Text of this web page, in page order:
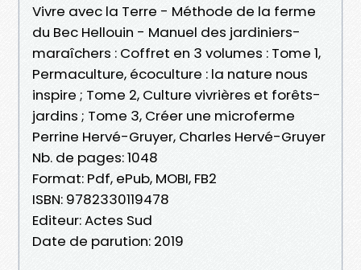
Vivre avec la Terre - Méthode de la ferme
du Bec Hellouin - Manuel des jardiniers-
maraîchers : Coffret en 3 volumes : Tome 1,
Permaculture, écoculture : la nature nous
inspire ; Tome 2, Culture vivrières et forêts-
jardins ; Tome 3, Créer une microferme
Perrine Hervé-Gruyer, Charles Hervé-Gruyer
Nb. de pages: 1048
Format: Pdf, ePub, MOBI, FB2
ISBN: 9782330119478
Editeur: Actes Sud
Date de parution: 2019